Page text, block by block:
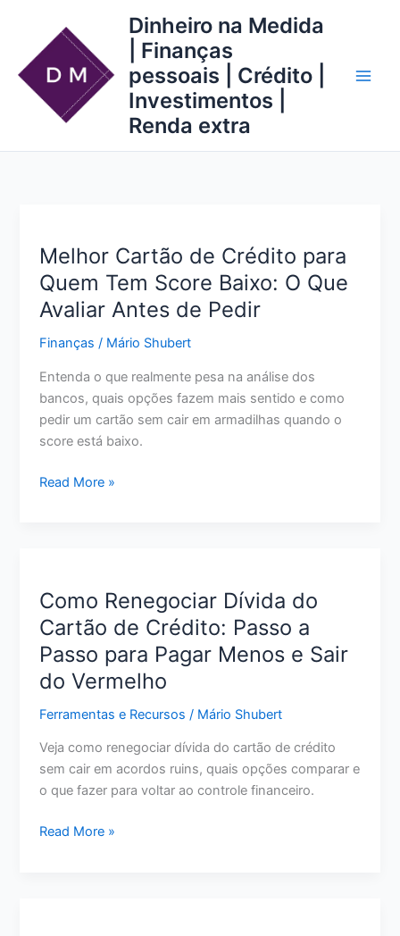
conteúdo
Dinheiro na Medida
| Finanças
pessoais | Crédito |
Investimentos |
Renda extra
Melhor Cartão de Crédito para
Quem Tem Score Baixo: O Que
Avaliar Antes de Pedir
Finanças / Mário Shubert
Entenda o que realmente pesa na análise dos
bancos, quais opções fazem mais sentido e como
pedir um cartão sem cair em armadilhas quando o
score está baixo.
Melhor
Tem
Score
Baixo:
O
Avaliar
Read More »
Como Renegociar Dívida do
Cartão de Crédito: Passo a
Passo para Pagar Menos e Sair
do Vermelho
Ferramentas e Recursos / Mário Shubert
Veja como renegociar dívida do cartão de crédito
sem cair em acordos ruins, quais opções comparar e
o que fazer para voltar ao controle financeiro.
Como
Read More »